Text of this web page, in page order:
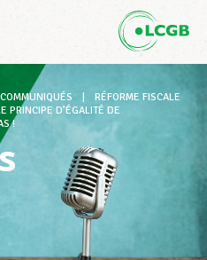
DE
COMMUNIQUÉS
RÉFORME FISCALE
PRINCIPE D’ÉGALITÉ DE
!